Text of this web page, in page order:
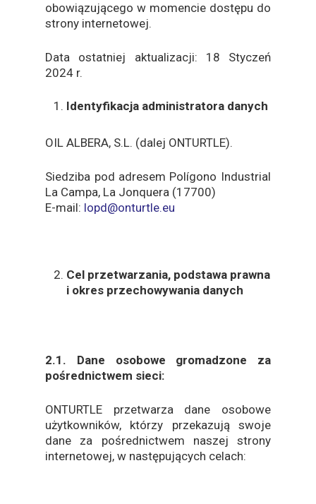
obowiązującego w momencie dostępu do
strony internetowej.
Data ostatniej aktualizacji: 18 Styczeń
2024 r.
Identyfikacja administratora danych
OIL ALBERA, S.L. (dalej ONTURTLE).
Siedziba pod adresem Polígono Industrial
La Campa, La Jonquera (17700)
E-mail: lopd@onturtle.eu
Cel przetwarzania, podstawa prawna
i okres przechowywania danych
2.1. Dane osobowe gromadzone za
pośrednictwem sieci:
ONTURTLE przetwarza dane osobowe
użytkowników, którzy przekazują swoje
dane za pośrednictwem naszej strony
internetowej, w następujących celach: